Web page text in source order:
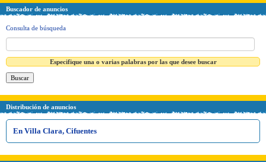
Buscador de anuncios
Consulta de búsqueda
Especifique una o varias palabras por las que desee buscar
Distribución de anuncios
En Villa Clara, Cifuentes